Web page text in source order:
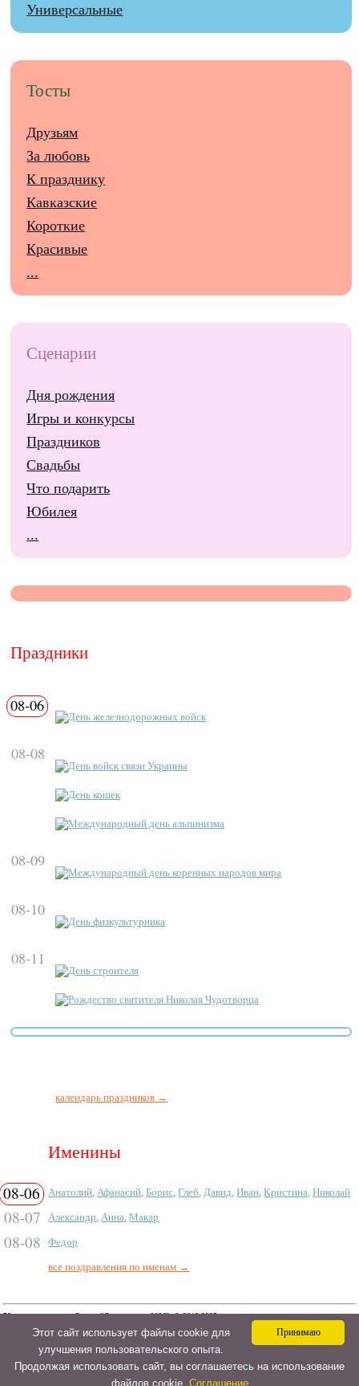
Универсальные
Тосты
Друзьям
За любовь
К празднику
Кавказские
Короткие
Красивые
...
Сценарии
Дня рождения
Игры и конкурсы
Праздников
Свадьбы
Что подарить
Юбилея
...
Праздники
08-06
День железнодорожных войск
08-08
День войск связи Украины
День кошек
Международный день альпинизма
08-09
Международный день коренных народов мира
08-10
День физкультурника
08-11
День строителя
Рождество святителя Николая Чудотворца
календарь праздников →
Именины
08-06 Анатолий,Афанасий,Борис,Глеб,Давид,Иван,Кристина,Николай
08-07 Александр,Анна,Макар
08-08 Федор
все поздравления по именам →
Контакт
a@ipozdravil.ru
Раздел "День поцелуя 2026". © 2018-2025.
на АйПоздравил. Авторские материалы! При
использовании материалов активная ссылка на сайт
обязательна! Копировать материалы на
конфиденциальности
Принимаю
Этот сайт использует файлы cookie для
улучшения пользовательского опыта.
Продолжая использовать сайт, вы соглашаетесь на использование
файлов cookie. Соглашение